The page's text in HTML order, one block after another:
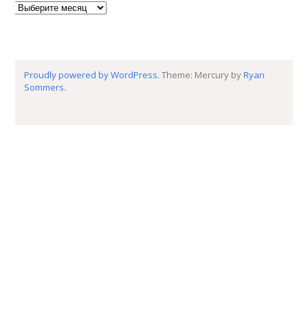
По месяцам
Proudly powered by WordPress. Theme: Mercury byRyan
Sommers.